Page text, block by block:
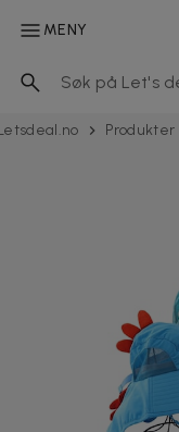
MENY
Produkter